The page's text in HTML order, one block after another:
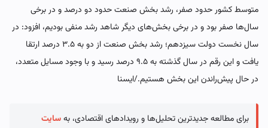
متوسط کشور حدود صفر، رشد بخش صنعت حدود دو درصد و در برخی
سال‌ها صفر بود و در برخی بخش‌های دیگر شاهد رشد منفی بودیم، افزود: در
سال نخست دولت سیزدهم؛ رشد بخش صنعت از دو به ۳.۵ درصد ارتقا
یافت و این رقم در سال گذشته به ۹.۵ درصد رسید و با وجود مسایل متعدد،
در حال پیش‌راندن این بخش هستیم./ایسنا
برای مطالعه جدیدترین تحلیل‌ها و رویدادهای اقتصادی، بهسایت